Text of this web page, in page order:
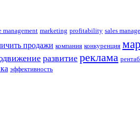
management marketing profitability sales
продажи компания конкуренция
развитие реклама
эффективность